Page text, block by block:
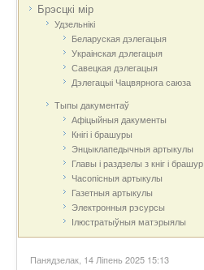
Брэсцкі мір
Удзельнікі
Беларуская дэлегацыя
Украінская дэлегацыя
Савецкая дэлегацыя
Дэлегацыі Чацвярнога саюза
Тыпы дакументаў
Афіцыйныя дакумeнты
Кнігі і брашуры
Энцыклапедычныя артыкулы
Главы і раздзелы з кніг і брашур
Часопісныя артыкулы
Газетныя артыкулы
Электронныя рэсурсы
Ілюстратыўныя матэрыялы
Панядзелак, 14 Ліпень 2025 15:13